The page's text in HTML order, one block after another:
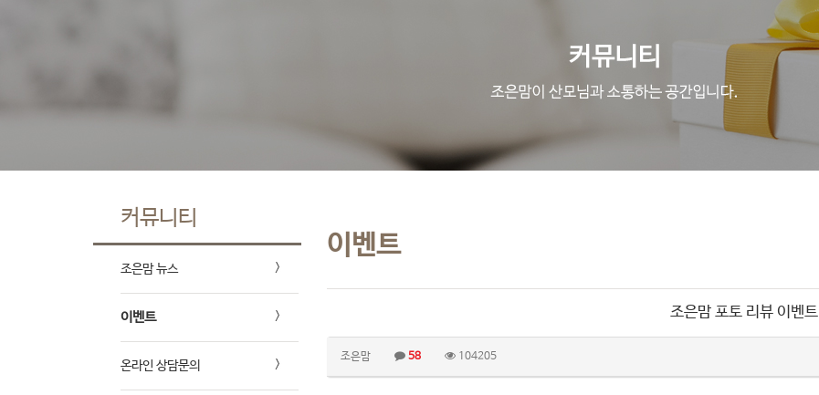
커뮤니티
조은맘 뉴스
이벤트
온라인 상담문의
이벤트
조은맘 포토 리뷰 이벤트
조은맘 58 104205